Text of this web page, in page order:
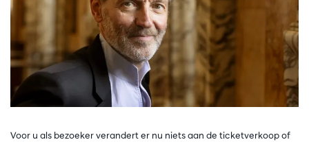
Voor u als bezoeker verandert er nu niets aan de ticketverkoop of